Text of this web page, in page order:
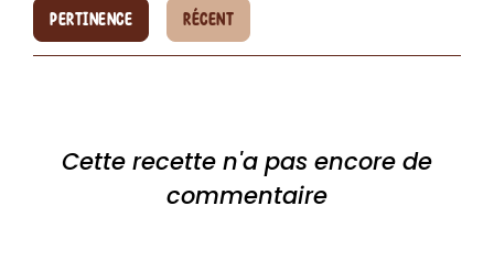
PERTINENCE RÉCENT
Cette recette n'a pas encore de
commentaire